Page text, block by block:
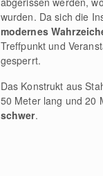
wurden. Da sich die
modernes
Treffpunkt und
gesperrt.
Das Konstrukt aus
50 Meter lang und 20
schwer.